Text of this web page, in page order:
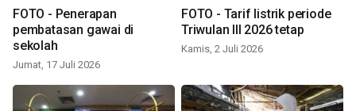
FOTO - Penerapan
pembatasan gawai di
sekolah
Jumat, 17 Juli 2026
FOTO - Tarif listrik periode
Triwulan III 2026 tetap
Kamis, 2 Juli 2026